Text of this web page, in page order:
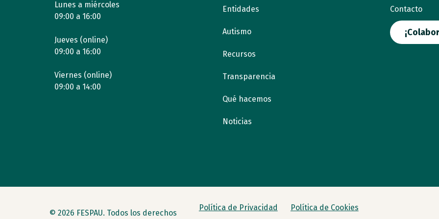
Lunes a miércoles
09:00 a 16:00
Jueves (online)
09:00 a 16:00
Viernes (online)
09:00 a 14:00
Entidades
Autismo
Recursos
Transparencia
Qué hacemos
Noticias
Contacto
© 2026 FESPAU. Todos los derechos
Política de Privacidad Política de Cookies